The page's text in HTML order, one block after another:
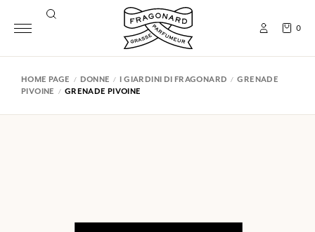
0
HOME PAGE DONNE I GIARDINI DI FRAGONARD
GRENADE
PIVOINE
GRENADE PIVOINE